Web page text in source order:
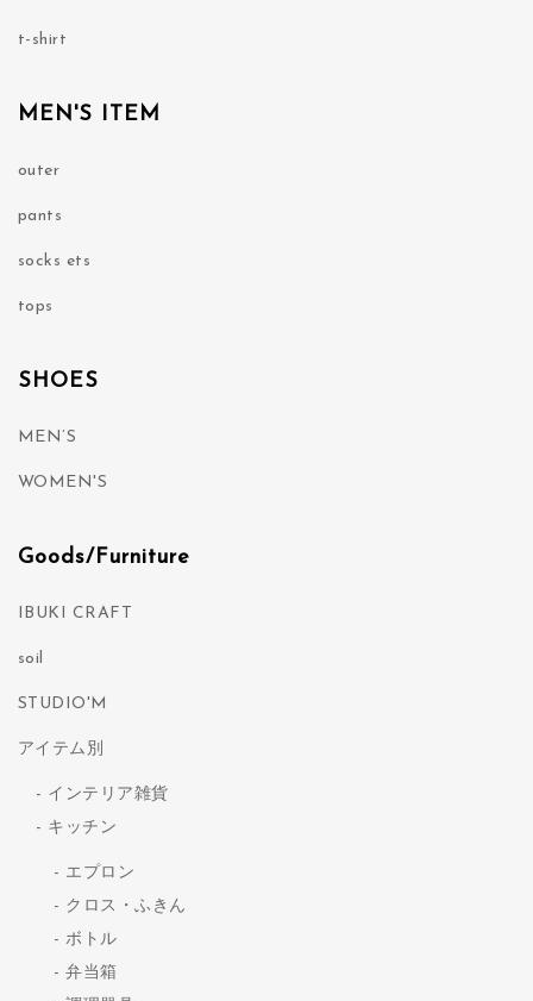
t-shirt
MEN'S ITEM
outer
pants
socks ets
tops
SHOES
MEN’S
WOMEN'S
Goods/Furniture
IBUKI CRAFT
soil
STUDIO'M
アイテム別
インテリア雑貨
キッチン
エプロン
クロス・ふきん
ボトル
弁当箱